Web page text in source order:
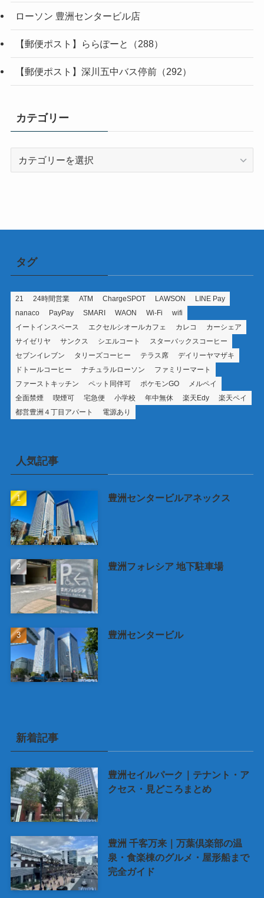
ローソン 豊洲センタービル店
【郵便ポスト】ららぽーと（288）
【郵便ポスト】深川五中バス停前（292）
カテゴリー
タグ
21 24時間営業 ATM ChargeSPOT LAWSON
LINE Pay
nanaco
PayPay SMARI WAON Wi-Fi
wifi
イートインスペース
エクセルシオールカフェ カレコ
カーシェア
サイゼリヤ
サンクス シエルコート
スターバックスコーヒー
セブンイレブン
タリーズコーヒー テラス席
デイリーヤマザキ
ドトールコーヒー
ナチュラルローソン
ファミリーマート
ファーストキッチン
ペット同伴可 ポケモンGO
メルペイ
全面禁煙
喫煙可 宅急便 小学校 年中無休 楽天Edy
楽天ペイ
都営豊洲４丁目アパート
電源あり
人気記事
豊洲センタービルアネックス
豊洲フォレシア 地下駐車場
豊洲センタービル
新着記事
豊洲セイルパーク｜テナント・ア
クセス・見どころまとめ
豊洲 千客万来｜万葉倶楽部の温
泉・食楽棟のグルメ・屋形船まで
完全ガイド